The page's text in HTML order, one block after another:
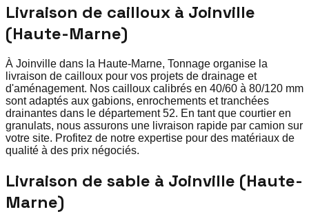
Livraison de cailloux à Joinville
(Haute-Marne)
À Joinville dans la Haute-Marne, Tonnage organise la
livraison de cailloux pour vos projets de drainage et
d'aménagement. Nos cailloux calibrés en 40/60 à 80/120 mm
sont adaptés aux gabions, enrochements et tranchées
drainantes dans le département 52. En tant que courtier en
granulats, nous assurons une livraison rapide par camion sur
votre site. Profitez de notre expertise pour des matériaux de
qualité à des prix négociés.
Livraison de sable à Joinville (Haute-
Marne)